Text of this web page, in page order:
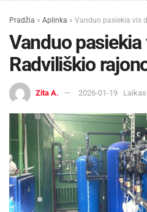
Pradžia » Aplinka » Vanduo pasiekia vis
Vanduo
Radviliškio
Zita A. 2026-01-19